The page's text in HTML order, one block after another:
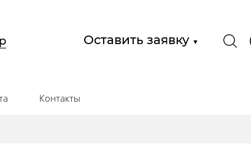
Оставить заявку ▼
Контакты